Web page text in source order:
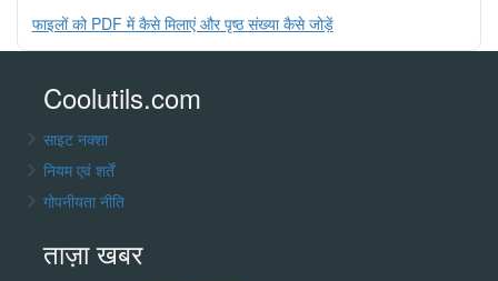
फाइलों को PDF में कैसे मिलाएं और पृष्ठ संख्या कैसे जोड़ें
Coolutils.com
साइट नक्शा
नियम एवं शर्तें
गोपनीयता नीति
ताज़ा खबर